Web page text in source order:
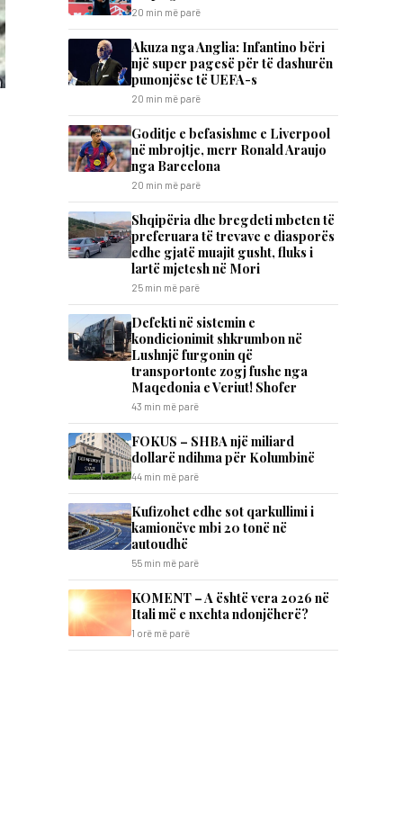
20 min më parë
Akuza nga Anglia: Infantino bëri
një super pagesë për të dashurën
punonjëse të UEFA-s
20 min më parë
Goditje e befasishme e Liverpool
në mbrojtje, merr Ronald Araujo
nga Barcelona
20 min më parë
Shqipëria dhe bregdeti mbeten të
preferuara të trevave e diasporës
edhe gjatë muajit gusht, fluks i
lartë mjetesh në Mori
25 min më parë
Defekti në sistemin e
kondicionimit shkrumbon në
Lushnjë furgonin që
transportonte zogj fushe nga
Maqedonia e Veriut! Shofer
43 min më parë
FOKUS – SHBA një miliard
dollarë ndihma për Kolumbinë
44 min më parë
Kufizohet edhe sot qarkullimi i
kamionëve mbi 20 tonë në
autoudhë
55 min më parë
KOMENT – A është vera 2026 në
Itali më e nxehta ndonjëherë?
1 orë më parë